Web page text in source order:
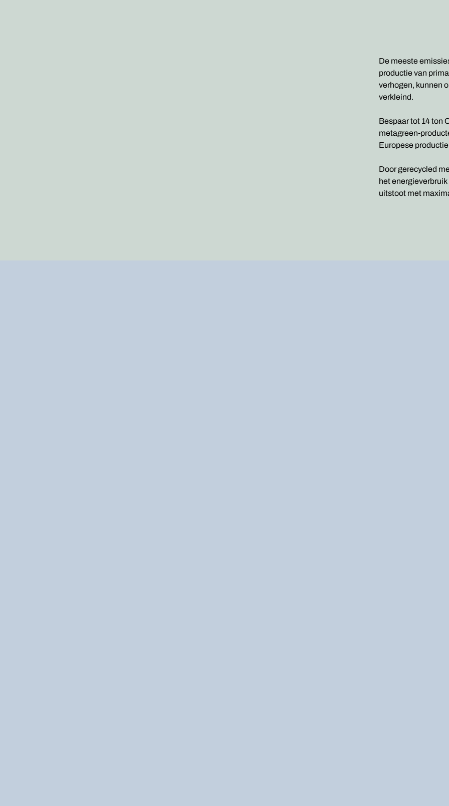
De meeste
productie van
verhogen, kunnen
verkleind.
Bespaar tot 14 ton
metagreen-
Europese
Door gerecycled
het
uitstoot met